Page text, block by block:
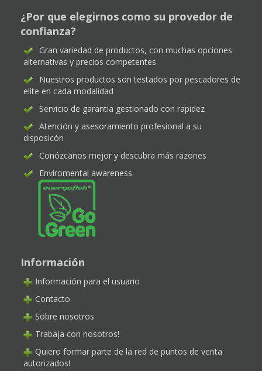
¿Por que elegirnos como su provedor de
confianza?
Gran variedad de productos, con muchas opciones
alternativas y precios competentes
Nuestros productos son testados por pescadores de
elite en cada modalidad
Servicio de garantia gestionado con rapidez
Atención y asesoramiento profesional a su
disposicón
Conózcanos mejor y descubra más razones
Enviromental awareness
Información
Información para el usuario
Contacto
Sobre nosotros
Trabaja con nosotros!
Quiero formar parte de la red de puntos de venta
autorizados!